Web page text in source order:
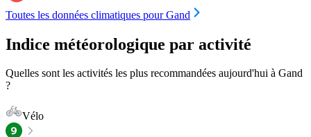
Toutes les données climatiques pour Gand
Indice météorologique par activité
Quelles sont les activités les plus recommandées aujourd'hui à Gand
?
Vélo